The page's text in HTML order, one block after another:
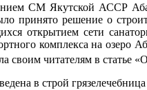
СМ Якутской АССР
принято решение о
открытием сети
комплекса на озеро
своим читателям в статье
в строй